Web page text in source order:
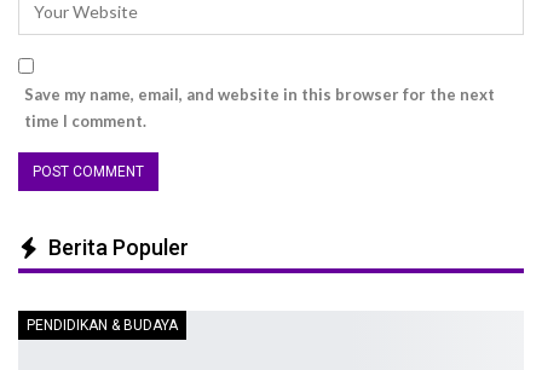
Save my name, email, and website in this browser for the next
time I comment.
Berita Populer
PENDIDIKAN & BUDAYA